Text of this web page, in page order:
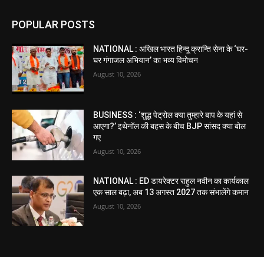
POPULAR POSTS
NATIONAL : अखिल भारत हिन्दू क्रान्ति सेना के ‘घर-
घर गंगाजल अभियान’ का भव्य विमोचन
August 10, 2026
BUSINESS : ‘शुद्ध पेट्रोल क्या तुम्हारे बाप के यहां से
आएगा?’ इथेनॉल की बहस के बीच BJP सांसद क्या बोल
गए
August 10, 2026
NATIONAL : ED डायरेक्टर राहुल नवीन का कार्यकाल
एक साल बढ़ा, अब 13 अगस्त 2027 तक संभालेंगे कमान
August 10, 2026